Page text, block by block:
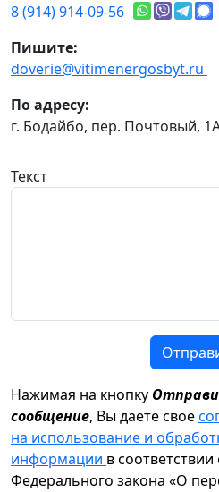
8 (914) 914-09-56
Пишите:
doverie@vitimenergosbyt.ru
По адресу:
г. Бодайбо, пер. Почтовый,
Текст
Нажимая на кнопку
сообщение, Вы даете свое
на использование и
информации в
Федерального закона «О